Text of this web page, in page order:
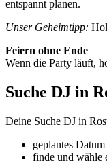
entspannt planen.
Unser Geheimtipp:
Feiern ohne Ende
Wenn die Party läuft,
Suche DJ in
Deine Suche DJ in
geplantes
finde und wähle